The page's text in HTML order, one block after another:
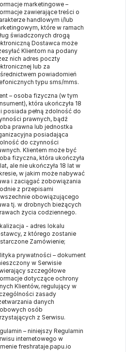
marketingowe –
zawierające treści o
handlowym i/lub
które w ramach
świadczonych drogą
Dostawca może
Klientom na podany
nich adres poczty
lub za
powiadomień
typu sms/mms.
– osoba fizyczna (w tym
która ukończyła 18
posiada pełną zdolność do
prawnych, bądź
prawna lub jednostka
posiadająca
do czynności
Klientem może być
fizyczna, która ukończyła
ale nie ukończyła 18 lat w
w jakim może nabywać
i zaciągać zobowiązania
z przepisami
obowiązującego
tj. w drobnych bieżących
życia codziennego.
- adres lokalu
z którego zostanie
Zamówienie;
prywatności – dokument
w Serwisie
szczegółowe
dotyczące ochrony
Klientów, regulujący w
zasady
danych
osób
z Serwisu.
– niniejszy Regulamin
internetowego w
freshrataje.papu.io